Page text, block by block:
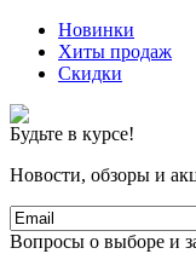
Новинки
Хиты продаж
Скидки
Будьте в курсе!
Новости, обзоры и
Вопросы о выборе и